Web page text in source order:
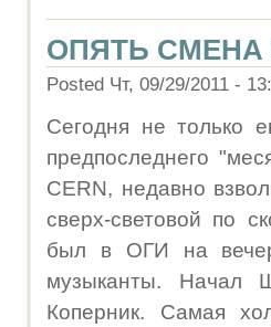
ОПЯТЬ СМЕНА
Posted Чт, 09/29/2011 -
Сегодня не только
предпоследнего
CERN, недавно
сверх-световой по
был в ОГИ на
музыканты. Начал
Коперник. Самая